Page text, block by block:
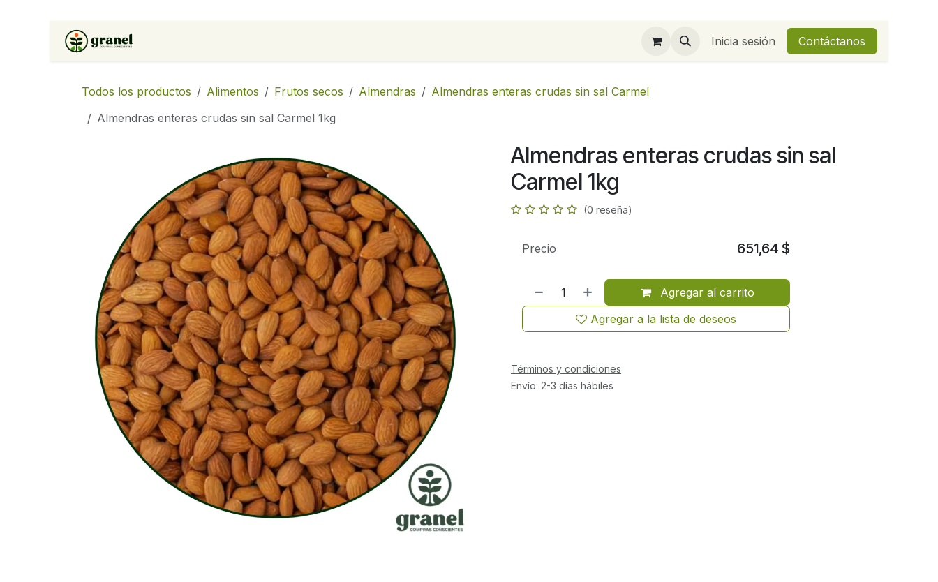
Ir al contenido
Inicia sesión Contáctanos
Todos los productos Alimentos Frutos secos Almendras
Almendras enteras crudas sin sal Carmel
Almendras enteras crudas sin sal Carmel 1kg
Almendras enteras crudas sin sal
Carmel 1kg
(0 reseña)
Agregar al carrito
Agregar a la lista de deseos
Precio 651,64 $
Términos y condiciones
Envío: 2-3 días hábiles